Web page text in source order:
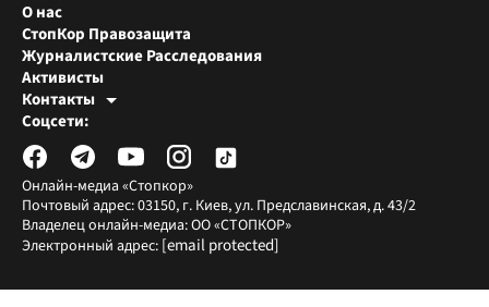
Онлайн-медиа «Стопкор»
Почтовый адрес: 03150, г. Киев, ул. Предславинская, д. 43/2
Владелец онлайн-медиа: ОО «СТОПКОР»
Электронный адрес: [email protected]
О нас
СтопКор Правозащита
Журналистские Расследования
Активисты
Контакты
Редакция СтопКора
Журналисты-расследователи
Соцсети: